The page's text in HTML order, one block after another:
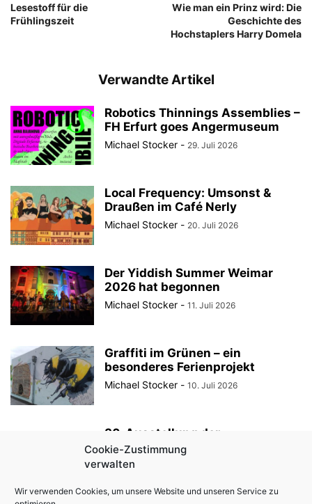
Cookie-Zustimmung
verwalten
Wir verwenden Cookies, um unsere Website und unseren Service zu
Lesestoff für die
Frühlingszeit
Wie man ein Prinz wird: Die
Geschichte des
Hochstaplers Harry Domela
Verwandte Artikel
Robotics Thinnings Assemblies –
FH Erfurt goes Angermuseum
Michael Stocker - 29. Juli 2026
Local Frequency: Umsonst &
Draußen im Café Nerly
Michael Stocker - 20. Juli 2026
Der Yiddish Summer Weimar
2026 hat begonnen
Michael Stocker - 11. Juli 2026
Graffiti im Grünen – ein
besonderes Ferienprojekt
Michael Stocker - 10. Juli 2026
30. Ausstellung der
StadtRaumBoxen am
KulturQuartier Schauspielhaus